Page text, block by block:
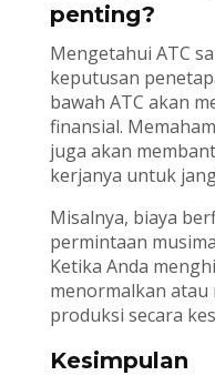
penting?
Mengetahui ATC
keputusan
bawah ATC akan
finansial.
juga akan
kerjanya untuk
Misalnya, biaya
permintaan
Ketika Anda
menormalkan
produksi secara
Kesimpulan